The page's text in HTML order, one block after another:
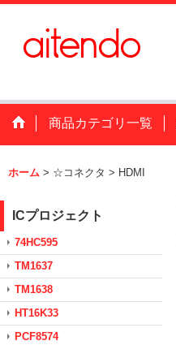
商品カテゴリ一覧
ホーム > ☆コネクタ > HDMI
ICプロジェクト
74HC595
TM1637
TM1638
HT16K33
PCF8574